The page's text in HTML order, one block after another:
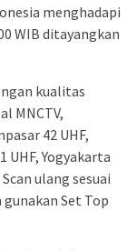
menghadapi
WIB ditayangkan
kualitas
MNCTV,
42 UHF,
UHF, Yogyakarta
ulang sesuai
Set Top